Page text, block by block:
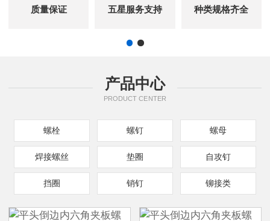
质量保证 五星服务支持 种类规格齐全
产品中心
PRODUCT CENTER
螺栓 螺钉 螺母
焊接螺丝 垫圈 自攻钉
挡圈 销钉 铆接类